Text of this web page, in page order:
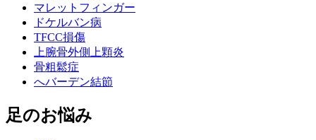
マレットフィンガー
ドケルバン病
TFCC損傷
上腕骨外側上顆炎
骨粗鬆症
へバーデン結節
足のお悩み